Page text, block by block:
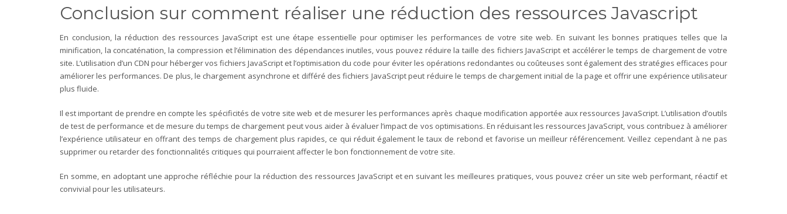
Conclusion sur comment réaliser une réduction des ressources Javascript
En conclusion, la réduction des ressources JavaScript est une étape essentielle pour optimiser les performances de votre site web. En suivant les bonnes pratiques telles que la
minification, la concaténation, la compression et l’élimination des dépendances inutiles, vous pouvez réduire la taille des fichiers JavaScript et accélérer le temps de chargement de votre
site.L’utilisation d’un CDN pour héberger vos fichiers JavaScript et l’optimisation du code pour éviter les opérations redondantes ou coûteuses sont également des stratégies efficaces pour
améliorer les performances. De plus, le chargement asynchrone et différé des fichiers JavaScript peut réduire le temps de chargement initial de la page et offrir une expérience utilisateur
plus fluide.
Il est important de prendre en compte les spécificités de votre site web et de mesurer les performances après chaque modification apportée aux ressources JavaScript. L’utilisation d’outils
de test de performance et de mesure du temps de chargement peut vous aider à évaluer l’impact de vos optimisations. En réduisant les ressources JavaScript, vous contribuez à améliorer
l’expérience utilisateur en offrant des temps de chargement plus rapides, ce qui réduit également le taux de rebond et favorise un meilleur référencement. Veillez cependant à ne pas
supprimer ou retarder des fonctionnalités critiques qui pourraient affecter le bon fonctionnement de votre site.
En somme, en adoptant une approche réfléchie pour la réduction des ressources JavaScript et en suivant les meilleures pratiques, vous pouvez créer un site web performant, réactif et
convivial pour les utilisateurs.